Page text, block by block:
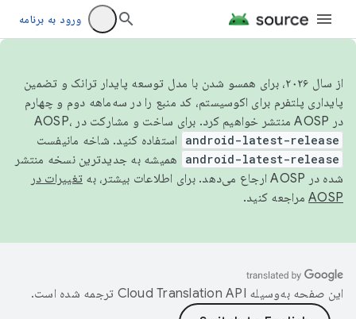
ورود به برنامه
از سال ۲۰۲۶، برای همسو شدن با مدل توسعه پایدار ترانک و تضمین
پایداری پلتفرم برای اکوسیستم، کد منبع را در سه‌ماهه دوم و چهارم
در AOSP منتشر خواهیم کرد. برای ساخت و مشارکت در AOSP،
android-latest-release استفاده کنید. شاخه مانیفست
android-latest-release
همیشه به جدیدترین نسخه منتشر
شده در AOSP ارجاع می‌دهد. برای اطلاعات بیشتر، به
تغییرات در
AOSP مراجعه کنید.
این صفحه به‌وسیله ترجمه شده است.